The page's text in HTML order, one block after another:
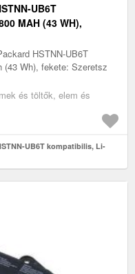
UB6T
MAH (43 WH),
HSTNN-UB6T
(43 Wh), fekete: Szeretsz
és töltők, elem és
UB6T kompatibilis, Li-